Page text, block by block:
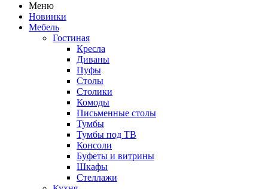
Меню
Новинки
Мебель
Гостиная
Кресла
Диваны
Пуфы
Столы
Столики
Комоды
Письменные столы
Тумбы
Тумбы под ТВ
Консоли
Буфеты и витрины
Шкафы
Стеллажи